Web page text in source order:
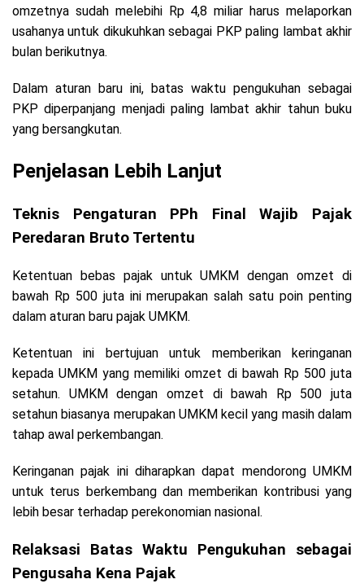
omzetnya sudah melebihi Rp 4,8 miliar harus melaporkan
usahanya untuk dikukuhkan sebagai PKP paling lambat akhir
bulan berikutnya.
Dalam aturan baru ini, batas waktu pengukuhan sebagai
PKP diperpanjang menjadi paling lambat akhir tahun buku
yang bersangkutan.
Penjelasan Lebih Lanjut
Teknis Pengaturan PPh Final Wajib Pajak
Peredaran Bruto Tertentu
Ketentuan bebas pajak untuk UMKM dengan omzet di
bawah Rp 500 juta ini merupakan salah satu poin penting
dalam aturan baru pajak UMKM.
Ketentuan ini bertujuan untuk memberikan keringanan
kepada UMKM yang memiliki omzet di bawah Rp 500 juta
setahun. UMKM dengan omzet di bawah Rp 500 juta
setahun biasanya merupakan UMKM kecil yang masih dalam
tahap awal perkembangan.
Keringanan pajak ini diharapkan dapat mendorong UMKM
untuk terus berkembang dan memberikan kontribusi yang
lebih besar terhadap perekonomian nasional.
Relaksasi Batas Waktu Pengukuhan sebagai
Pengusaha Kena Pajak